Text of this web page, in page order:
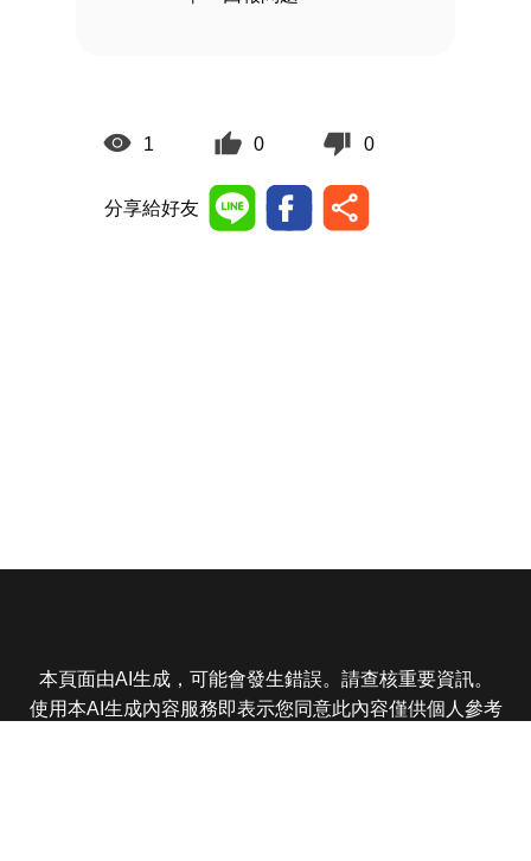
1 0 0
分享給好友
本頁面由AI生成，可能會發生錯誤。請查核重要資訊。
使用本AI生成內容服務即表示您同意此內容僅供個人參考